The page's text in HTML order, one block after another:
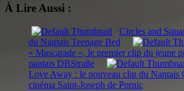
À Lire Aussi :
Circles and
du Nantais Teenage Bed
« Mascarade », le premier clip du jeune
nantais DBStraße
Love Away : le nouveau clip du Nantais
cinéma Saint-Joseph de Pornic